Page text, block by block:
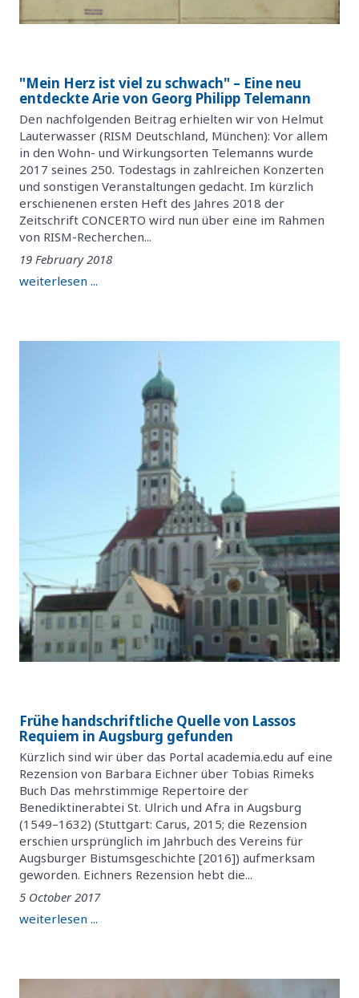
"Mein Herz ist viel zu schwach" – Eine neu
entdeckte Arie von Georg Philipp Telemann
Den nachfolgenden Beitrag erhielten wir von Helmut
Lauterwasser (RISM Deutschland, München): Vor allem
in den Wohn- und Wirkungsorten Telemanns wurde
2017 seines 250. Todestags in zahlreichen Konzerten
und sonstigen Veranstaltungen gedacht. Im kürzlich
erschienenen ersten Heft des Jahres 2018 der
Zeitschrift CONCERTO wird nun über eine im Rahmen
von RISM-Recherchen...
19 February 2018
weiterlesen ...
Frühe handschriftliche Quelle von Lassos
Requiem in Augsburg gefunden
Kürzlich sind wir über das Portal academia.edu auf eine
Rezension von Barbara Eichner über Tobias Rimeks
Buch Das mehrstimmige Repertoire der
Benediktinerabtei St. Ulrich und Afra in Augsburg
(1549–1632) (Stuttgart: Carus, 2015; die Rezension
erschien ursprünglich im Jahrbuch des Vereins für
Augsburger Bistumsgeschichte [2016]) aufmerksam
geworden. Eichners Rezension hebt die...
5 October 2017
weiterlesen ...